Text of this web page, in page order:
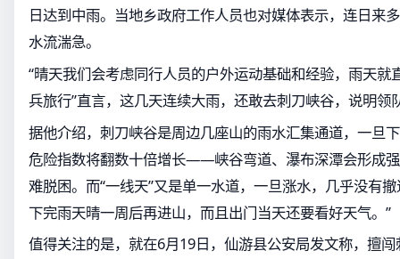
日达到中雨。当地乡政府工作人员也对媒体表示，连日来
水流湍急。
“晴天我们会考虑同行人员的户外运动基础和经验，雨天就
兵旅行”直言，这几天连续大雨，还敢去刺刀峡谷，说明领
据他介绍，刺刀峡谷是周边几座山的雨水汇集通道，一旦
危险指数将翻数十倍增长——峡谷弯道、瀑布深潭会形成
难脱困。而“一线天”又是单一水道，一旦涨水，几乎没有
下完雨天晴一周后再进山，而且出门当天还要看好天气。”
值得关注的是，就在6月19日，仙游县公安局发文称，擅